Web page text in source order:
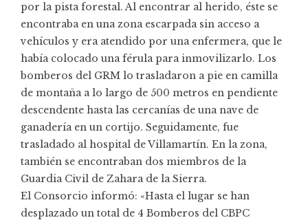
por la pista forestal. Al encontrar al herido, éste se
encontraba en una zona escarpada sin acceso a
vehículos y era atendido por una enfermera, que le
había colocado una férula para inmovilizarlo. Los
bomberos del GRM lo trasladaron a pie en camilla
de montaña a lo largo de 500 metros en pendiente
descendente hasta las cercanías de una nave de
ganadería en un cortijo. Seguidamente, fue
trasladado al hospital de Villamartín. En la zona,
también se encontraban dos miembros de la
Guardia Civil de Zahara de la Sierra.
El Consorcio informó: «Hasta el lugar se han
desplazado un total de 4 Bomberos del CBPC